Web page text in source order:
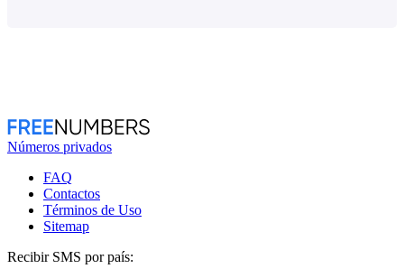
Números privados
FAQ
Contactos
Términos de Uso
Sitemap
Recibir SMS por país: